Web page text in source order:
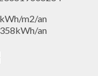
m2/an
an